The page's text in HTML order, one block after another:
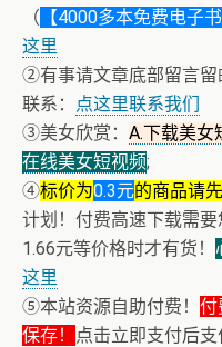
（ 【4000多本免费电子
这里
②有事请文章底部留言留
联系：
点这里联系我们
③美女欣赏： A.下载美女
在线美女短视频;
④标价为0.3元的商品请
计划！付费高速下载需
1.66元等价格时才有货！
这里
⑤本站资源自助付费！ 付
保存！
点击立即支付后